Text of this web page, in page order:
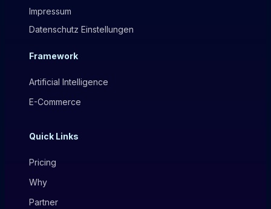
Impressum
Datenschutz Einstellungen
Framework
Artificial Intelligence
E-Commerce
Quick Links
Pricing
Why
Partner